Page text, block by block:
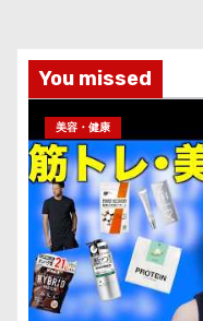
You missed
美容・健康